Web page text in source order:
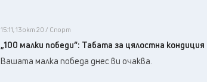
15:11, 13 окт 20 / Спорт
„100 малки победи“: Табата за цялостна
Вашата малка победа днес ви очаква.